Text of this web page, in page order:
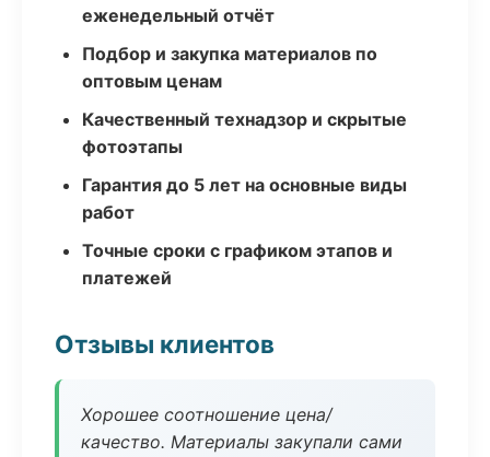
еженедельный отчёт
Подбор и закупка материалов по
оптовым ценам
Качественный технадзор и скрытые
фотоэтапы
Гарантия до 5 лет на основные виды
работ
Точные сроки с графиком этапов и
платежей
Отзывы клиентов
Хорошее соотношение цена/
качество. Материалы закупали сами